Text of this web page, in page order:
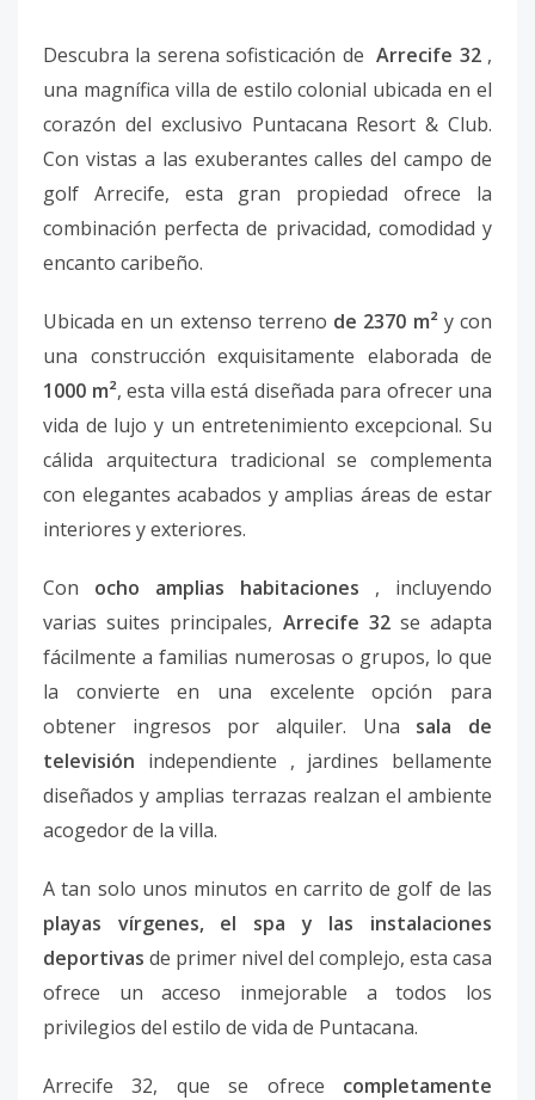
Descubra la serena sofisticación deArrecife 32,
una magnífica villa de estilo colonial ubicada en el
corazón del exclusivo Puntacana Resort & Club.
Con vistas a las exuberantes calles del campo de
golf Arrecife, esta gran propiedad ofrece la
combinación perfecta de privacidad, comodidad y
encanto caribeño.
Ubicada en un extenso terreno de 2370 m² y con
una construcción exquisitamente elaborada de
1000 m², esta villa está diseñada para ofrecer una
vida de lujo y un entretenimiento excepcional. Su
cálida arquitectura tradicional se complementa
con elegantes acabados y amplias áreas de estar
interiores y exteriores.
Con ocho amplias habitaciones , incluyendo
varias suites principales, Arrecife 32se adapta
fácilmente a familias numerosas o grupos, lo que
la convierte en una excelente opción para
obtener ingresos por alquiler. Una sala de
televisión independiente , jardines bellamente
diseñados y amplias terrazas realzan el ambiente
acogedor de la villa.
A tan solo unos minutos en carrito de golf de las
playas vírgenes, el spa y las instalaciones
deportivas de primer nivel del complejo, esta casa
ofrece un acceso inmejorable a todos los
privilegios del estilo de vida de Puntacana.
Arrecife 32, que se ofrece completamente